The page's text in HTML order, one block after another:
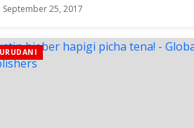
September 25, 2017